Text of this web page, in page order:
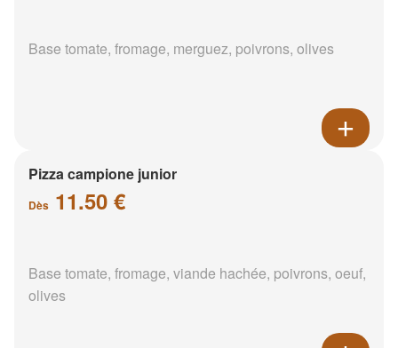
Base tomate, fromage, merguez, poivrons, olives
Pizza campione junior
Dès 11.50 €
Base tomate, fromage, viande hachée, poivrons, oeuf,
olives